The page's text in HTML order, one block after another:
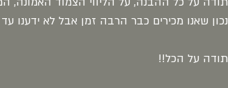
נכון שאנו מכירים כבר הרבה זמן אבל לא ידענו
תודה על הכל!!